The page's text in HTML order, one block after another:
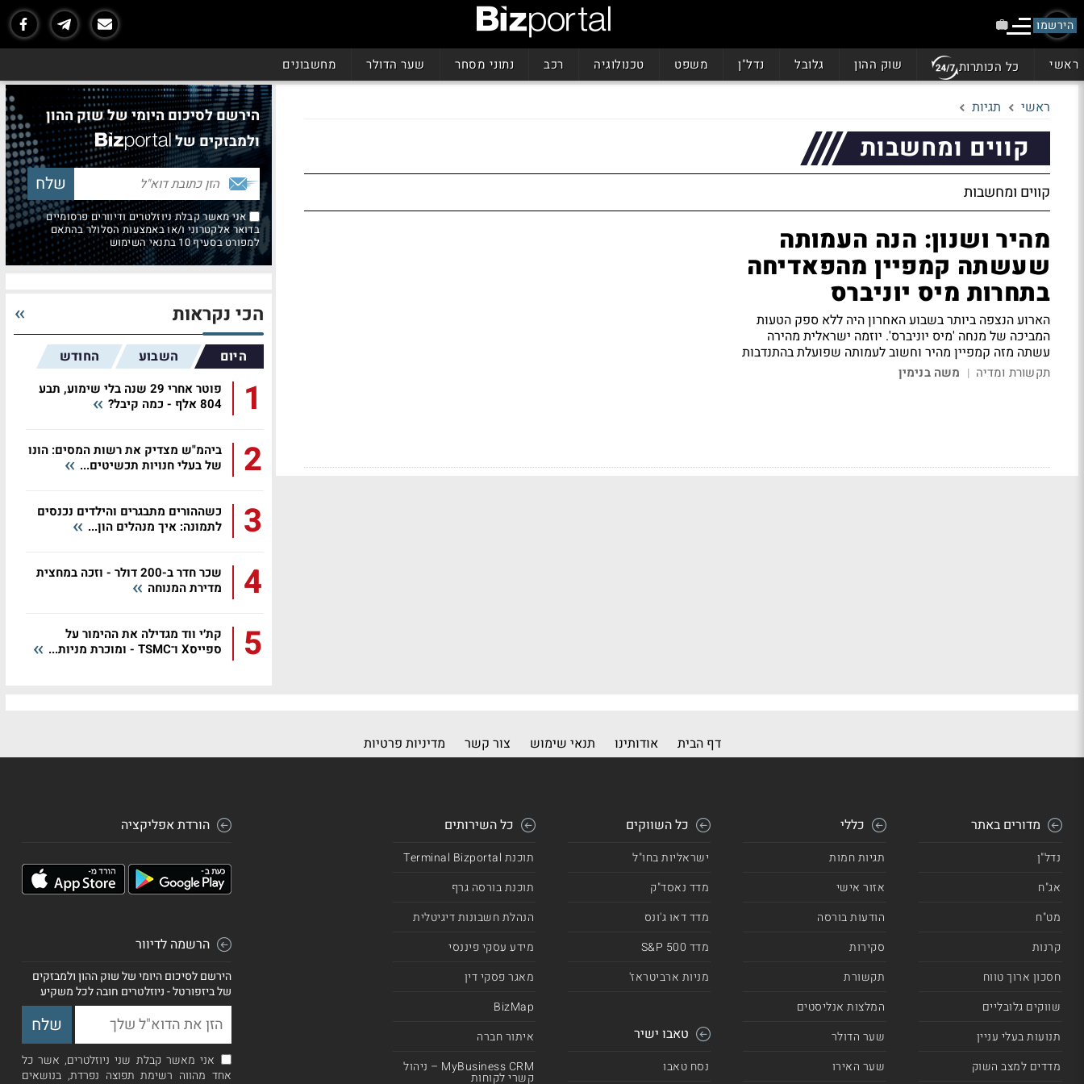
הירשמו
ראשי כל הכותרות שוק ההון גלובל נדל"ן משפט טכנולוגיה רכב נתוני מסחר שער הדולר מחשבונים
ראשי תגיות
קווים ומחשבות
קווים ומחשבות
מהיר ושנון: הנה העמותה
שעשתה קמפיין מהפאדיחה
בתחרות מיס יוניברס
הארוע הנצפה ביותר בשבוע האחרון היה ללא ספק הטעות
המביכה של מנחה 'מיס יוניברס'. יוזמה ישראלית מהירה
עשתה מזה קמפיין מהיר וחשוב לעמותה שפועלת בהתנדבות
תקשורת ומדיה | משה בנימין
הירשם לסיכום היומי של שוק ההון
ולמבזקים של
אני מאשר קבלת ניוזלטרים ודיוורים פרסומיים
בדואר אלקטרוני ו/או באמצעות הסלולר בהתאם
למפורט בסעיף 10 בתנאי השימוש
הכי נקראות
היום השבוע החודש
1
פוטר אחרי 29 שנה בלי שימוע, תבע
804 אלף - כמה קיבל?
2
ביהמ"ש מצדיק את רשות המסים: הונו
של בעלי חנויות תכשיטים...
3
כשההורים מתבגרים והילדים נכנסים
לתמונה: איך מנהלים הון...
4
שכר חדר ב-200 דולר - וזכה במחצית
מדירת המנוחה
5
קת׳י ווד מגדילה את ההימור על
ספייסX ו־TSMC - ומוכרת מניות...
דף הבית אודותינו תנאי שימוש צור קשר מדיניות פרטיות
מדורים באתר
נדל"ן
אג"ח
מט"ח
קרנות
חסכון ארוך טווח
שווקים גלובליים
תנועות בעלי עניין
מדדים למצב השוק
כללי
תגיות חמות
אזור אישי
הודעות בורסה
סקירות
תקשורת
המלצות אנליסטים
שער הדולר
שער האירו
כל השווקים
ישראליות בחו"ל
מדד נאסד"ק
מדד דאו ג'ונס
מדד 500 S&P
מניות ארביטראז'
טאבו ישיר
נסח טאבו
כל השירותים
תוכנת Terminal Bizportal
תוכנת בורסה גרף
הנהלת חשבונות דיגיטלית
מידע עסקי פיננסי
מאגר פסקי דין
BizMap
איתור חברה
MyBusiness CRM – ניהול
קשרי לקוחות
הורדת אפליקציה
הרשמה לדיוור
הירשם לסיכום היומי של שוק ההון ולמבזקים
של ביזפורטל - ניוזלטרים חובה לכל משקיע
אני מאשר קבלת שני ניוזלטרים, אשר כל
אחד מהווה רשימת תפוצה נפרדת, בנושאים